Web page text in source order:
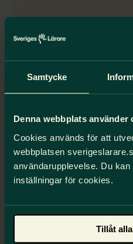
Samtycke
Denna webbplats använder
Cookies används för att
webbplatsen
användarupplevelse. Du
inställningar för cookies.
Tillåt
Pensionär på
För dig som vill trappa
deltidspension. Det